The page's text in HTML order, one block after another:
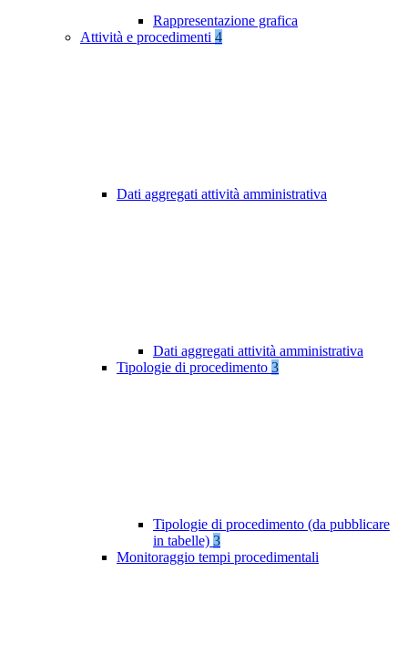
Rappresentazione grafica
Attività e procedimenti 4
Dati aggregati attività amministrativa
Dati aggregati attività amministrativa
Tipologie di procedimento 3
Tipologie di procedimento (da pubblicare
in tabelle) 3
Monitoraggio tempi procedimentali